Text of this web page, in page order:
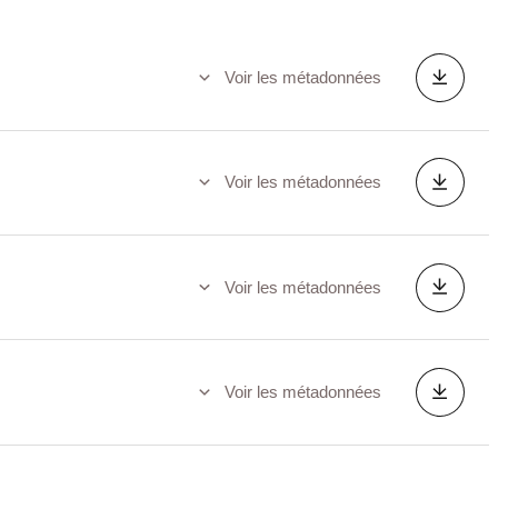
Voir les métadonnées
Voir les métadonnées
Voir les métadonnées
Voir les métadonnées